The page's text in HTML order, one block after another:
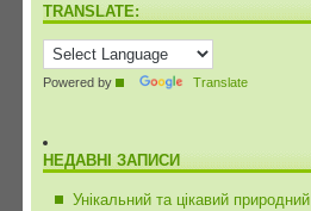
TRANSLATE:
Powered by Translate
НЕДАВНІ ЗАПИСИ
Унікальний та цікавий природний